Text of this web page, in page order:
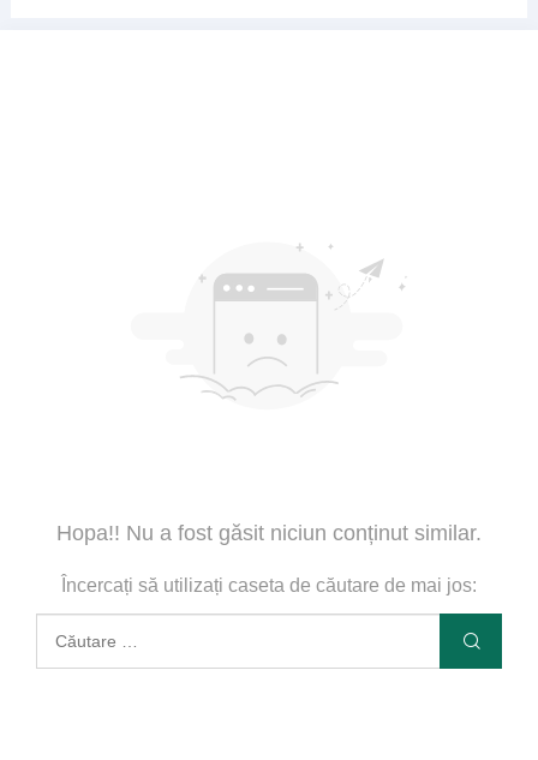
Hopa!! Nu a fost găsit niciun conținut similar.
Încercați să utilizați caseta de căutare de mai jos: